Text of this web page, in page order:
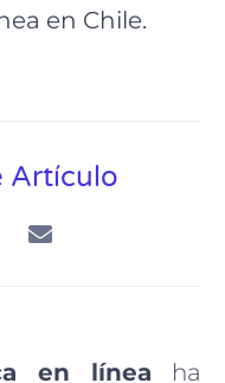
en Chile.
Artículo
en línea ha